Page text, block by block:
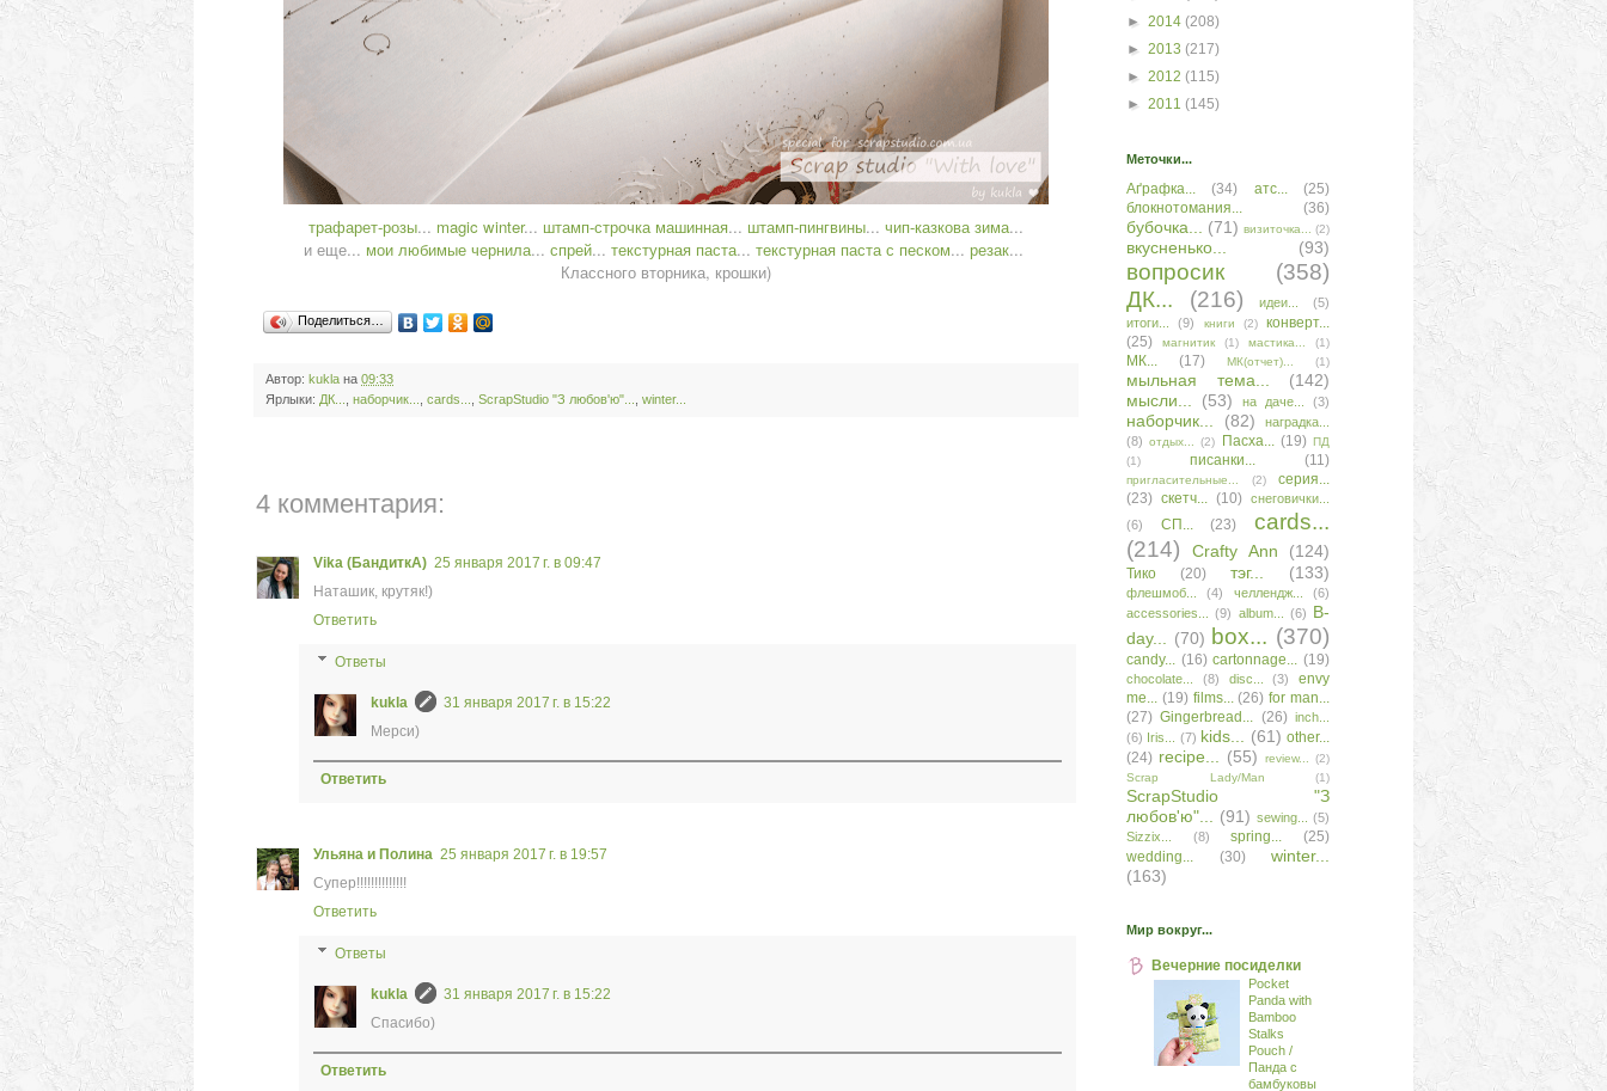
трафарет-розы... magic winter... штамп-строчка машинная... штамп-пингвины... чип-казкова зима...
и еще... мои любимые чернила... спрей... текстурная паста... текстурная паста с песком... резак...
Классного вторника, крошки)
Поделиться…
Автор: kukla на 09:33
Ярлыки: ДК... наборчик... сards... ScrapStudio "З любов'ю"... winter...
4 комментария:
Vika (БандиткА) 25 января 2017 г. в 09:47
Наташик, крутяк!)
Ответить
Ответы
kukla
31 января 2017 г. в 15:22
Мерси)
Ответить
Ульяна и Полина 25 января 2017 г. в 19:57
Супер!!!!!!!!!!!!!!
Ответить
Ответы
kukla
31 января 2017 г. в 15:22
Спасибо)
Ответить
► 2014 (208)
► 2013 (217)
► 2012 (115)
► 2011 (145)
Меточки...
Аґрафка... (34) атс...
(25)
блокнотомания...
(36)
бубочка... (71) визиточка... (2)
вкусненько... (93)
вопросик
(358)
ДК...
(216) идеи...
(5)
итоги...
(9) книги (2)
конверт...
(25)
магнитик (1) мастика... (1)
МК... (17) МК(отчет)... (1)
мыльная тема...
(142)
мысли...
(53) на даче... (3)
наборчик... (82)
наградка...
(8) отдых... (2) Пасха... (19) ПД
(1)
писанки... (11)
пригласительные... (2)
серия...
(23) скетч... (10) снеговички...
(6)
СП... (23)
сards...
(214)
Сrafty Аnn (124)
Тико (20) тэг... (133)
флешмоб... (4) челлендж...
(6)
accessories...
(9) album... (6) B-
day...
(70) box... (370)
candy... (16) cartonnage... (19)
chocolate... (8) disc... (3)
envy
me... (19) films... (26) for man...
(27) Gingerbread... (26) inch...
(6) Iris... (7) kids... (61) other...
(24) recipe... (55) review...
(2)
Scrap Lady/Man
(1)
ScrapStudio "З
любов'ю"...
(91) sewing...
(5)
Sizzix...
(8) spring...
(25)
wedding...
(30)
winter...
(163)
Мир вокруг...
Вечерние посиделки
Pocket
Panda with
Bamboo
Stalks
Pouch /
Панда с
бамбуковы